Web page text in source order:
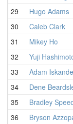
29
Hugo Adams
30
Caleb Clark
31
Mikey Ho
32
Yuji
33
Adam
34
Dene
35
Bradley
36
Bryson